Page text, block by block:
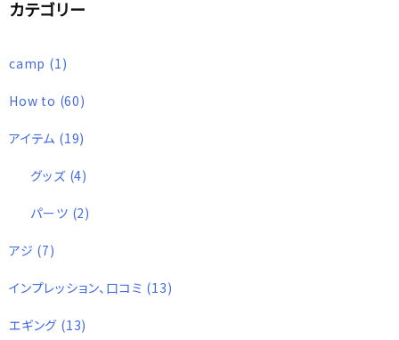
カテゴリー
camp (1)
How to (60)
アイテム (19)
グッズ (4)
パーツ (2)
アジ (7)
インプレッション、口コミ (13)
エギング (13)